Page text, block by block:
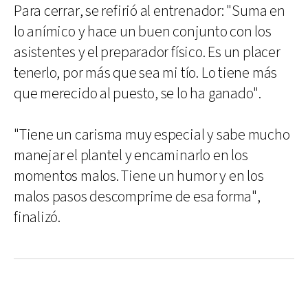
Para cerrar, se refirió al entrenador: "Suma en
lo anímico y hace un buen conjunto con los
asistentes y el preparador físico. Es un placer
tenerlo, por más que sea mi tío. Lo tiene más
que merecido al puesto, se lo ha ganado".
"Tiene un carisma muy especial y sabe mucho
manejar el plantel y encaminarlo en los
momentos malos. Tiene un humor y en los
malos pasos descomprime de esa forma",
finalizó.